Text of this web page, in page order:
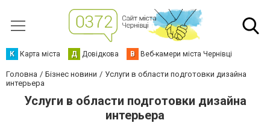
К Карта міста Д Довідкова В Веб-камери міста Чернівці
Головна Бізнес новини
Услуги в области подготовки дизайна
интерьера
Услуги в области подготовки дизайна
интерьера